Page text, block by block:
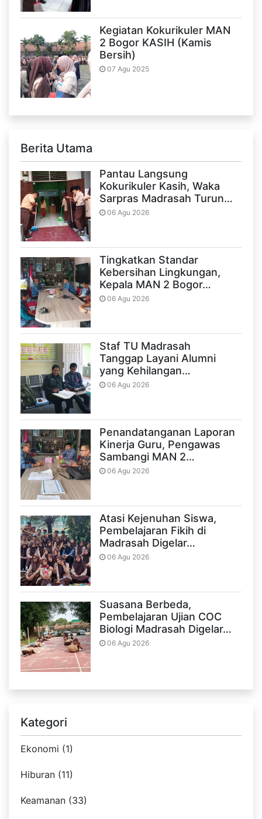
Kegiatan Kokurikuler MAN
2 Bogor KASIH (Kamis
Bersih)
07 Agu 2025
Berita Utama
Pantau Langsung
Kokurikuler Kasih, Waka
Sarpras Madrasah Turun…
06 Agu 2026
Tingkatkan Standar
Kebersihan Lingkungan,
Kepala MAN 2 Bogor…
06 Agu 2026
Staf TU Madrasah
Tanggap Layani Alumni
yang Kehilangan…
06 Agu 2026
Penandatanganan Laporan
Kinerja Guru, Pengawas
Sambangi MAN 2…
06 Agu 2026
Atasi Kejenuhan Siswa,
Pembelajaran Fikih di
Madrasah Digelar…
06 Agu 2026
Suasana Berbeda,
Pembelajaran Ujian COC
Biologi Madrasah Digelar…
06 Agu 2026
Kategori
Ekonomi (1)
Hiburan (11)
Keamanan (33)